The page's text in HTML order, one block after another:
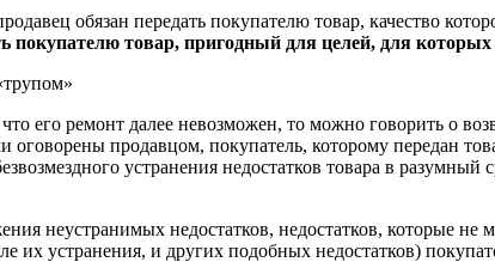
обязан передать покупателю товар, качество
покупателю товар, пригодный для целей, для
его ремонт далее невозможен, то можно говорить о
оговорены продавцом, покупатель, которому передан
устранения недостатков товара в разумный
неустранимых недостатков, недостатков, которые не
их устранения, и других подобных недостатков)